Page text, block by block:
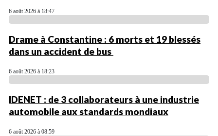
6 août 2026 à 18:47
Drame à Constantine : 6 morts et 19 blessés
dans un accident de bus
6 août 2026 à 18:23
IDENET : de 3 collaborateurs à une industrie
automobile aux standards mondiaux
6 août 2026 à 08:59